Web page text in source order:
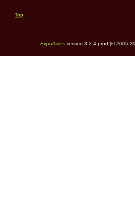
Top
ExpoActesversion 3.2.4-prod (©2005-